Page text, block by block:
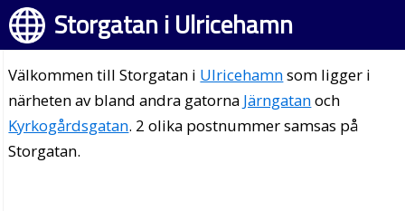
Storgatan i Ulricehamn
Välkommen till Storgatan i Ulricehamnsom ligger i
närheten av bland andra gatorna Järngatanoch
Kyrkogårdsgatan. 2 olika postnummer samsas på
Storgatan.